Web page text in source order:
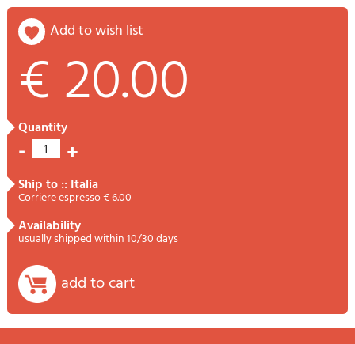
add to wish list
€ 20.00
quantity
- 1 +
ship to :: Italia
Corriere espresso € 6.00
availability
usually shipped within 10/30 days
add to cart